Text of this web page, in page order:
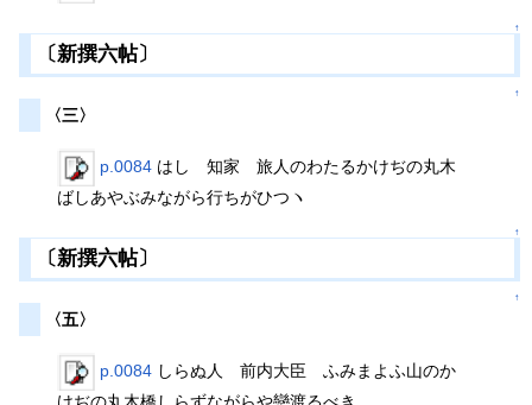
↑
〔新撰六帖〕
↑
〈三〉
p.0084 はし 知家 旅人のわたるかけぢの丸木
ばしあやぶみながら行ちがひつヽ
↑
〔新撰六帖〕
↑
〈五〉
p.0084 しらぬ人 前内大臣 ふみまよふ山のか